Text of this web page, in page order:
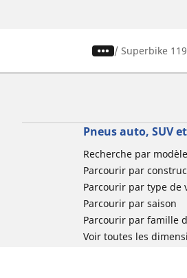
/ Superbike
Pneus auto, SUV
Recherche par
Parcourir par
Parcourir par type de
Parcourir par saison
Parcourir par famille
Voir toutes les